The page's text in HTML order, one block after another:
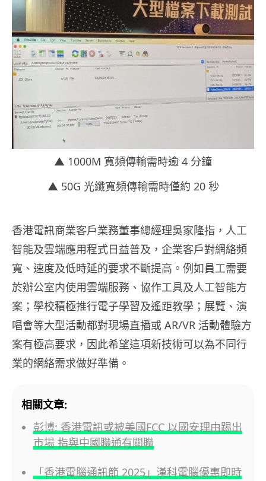
▲ 1000M 寬頻傳輸需時逾 4 分鐘
▲ 50G 光纖寬頻傳輸需時僅約 20 秒
香港電訊商業客戶業務董事總經理吳家隆指，人工
智能及雲端應用程式日益普及，企業客戶對網絡頻
寬、速度及低時延的要求不斷提高。例如員工需要
於辦公室内使用雲端服務、協作工具及人工智能方
案；學校積極推行電子學習及遙距教學；展覽、演
唱會等大型活動都對現場直播或 AR/VR 活動體驗方
案有極高要求，因此希望這項新技術可以為不同行
業的網絡需求做好準備。
相關文章:
彭博: 香港電訊或被美國FCC 以國安理由踢出
市場 指與中國聯通有關聯
「香港電腦通訊節 2025」漢科電腦優惠即時